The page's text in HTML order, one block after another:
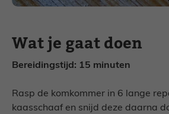
Wat je gaat doen
Bereidingstijd: 15 minuten
Rasp de komkommer in 6 lange
kaasschaaf en snijd deze daarna